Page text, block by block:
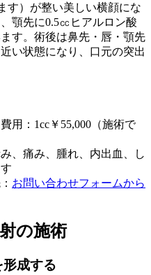
す）が整い美しい横顔にな
顎先に0.5㏄ヒアルロン酸
す。術後は鼻先・唇・顎先
い状態になり、口元の突出
用：1cc￥55,000（施術で
、痛み、腫れ、内出血、し
お問い合わせフォームから
の施術
成する